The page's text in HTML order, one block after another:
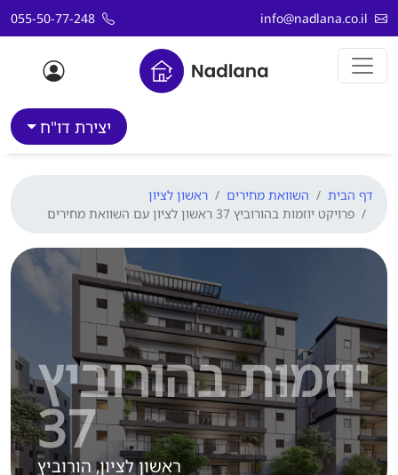
דלג לתוכן
info@nadlana.co.il
055-50-77-248
יצירת דו"ח
דף הבית השוואת מחירים
ראשון לציון
פרויקט יוזמות בהורוביץ 37 ראשון לציון עם השוואת מחירים
יוזמות בהורוביץ
37
ראשון לציון, הורוביץ